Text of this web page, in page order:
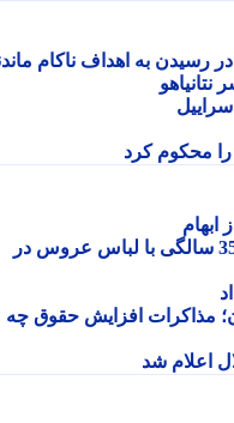
به اهداف ناکام ماندند
محکوم کرد
سفر زمان؛ حدیثه تهرانی در 35 سالگی با لباس عروس در
افزایش حقوق چه
شد